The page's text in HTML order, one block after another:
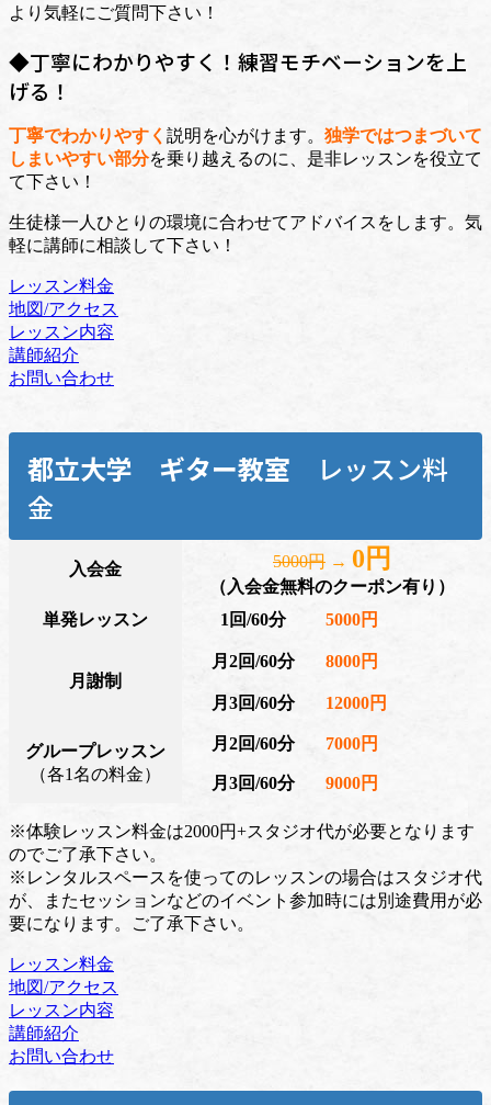
より気軽にご質問下さい！
◆丁寧にわかりやすく！練習モチベーションを上
げる！
丁寧でわかりやすく 説明を心がけます。 独学ではつまづいて
しまいやすい部分を乗り越えるのに、是非レッスンを役立て
て下さい！
生徒様一人ひとりの環境に合わせてアドバイスをします。気
軽に講師に相談して下さい！
レッスン料金
地図/アクセス
レッスン内容
講師紹介
お問い合わせ
都立大学 ギター教室 レッスン料
金
入会金 5000円 → 0円
（入会金無料のクーポン有り）
単発レッスン
1回/60分 5000円
月謝制
月2回/60分 8000円
月3回/60分 12000円
グループレッスン
（各1名の料金）
月2回/60分 7000円
月3回/60分 9000円
※体験レッスン料金は2000円+スタジオ代が必要となります
のでご了承下さい。
※レンタルスペースを使ってのレッスンの場合はスタジオ代
が、またセッションなどのイベント参加時には別途費用が必
要になります。ご了承下さい。
レッスン料金
地図/アクセス
レッスン内容
講師紹介
お問い合わせ